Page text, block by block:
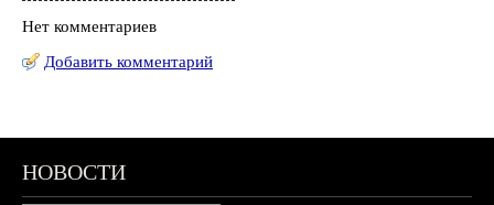
Нет комментариев
Добавить комментарий
НОВОСТИ